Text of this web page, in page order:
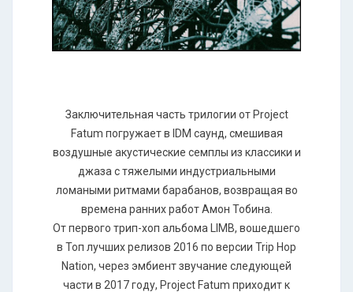
Заключительная часть трилогии от Project
Fatum погружает в IDM саунд, смешивая
воздушные акустические семплы из классики и
джаза с тяжелыми индустриальными
ломаными ритмами барабанов, возвращая во
времена ранних работ Амон Тобина.
От первого трип-хоп альбома LIMB, вошедшего
в Топ лучших релизов 2016 по версии Trip Hop
Nation, через эмбиент звучание следующей
части в 2017 году, Project Fatum приходит к